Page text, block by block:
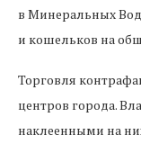
в Минеральных
и кошельков на
Торговля
центров города.
наклеенными на